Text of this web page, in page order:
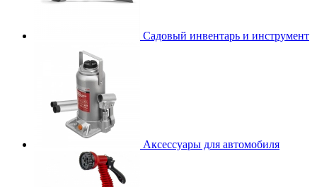
Садовый инвентарь и инструмент
Аксессуары для автомобиля